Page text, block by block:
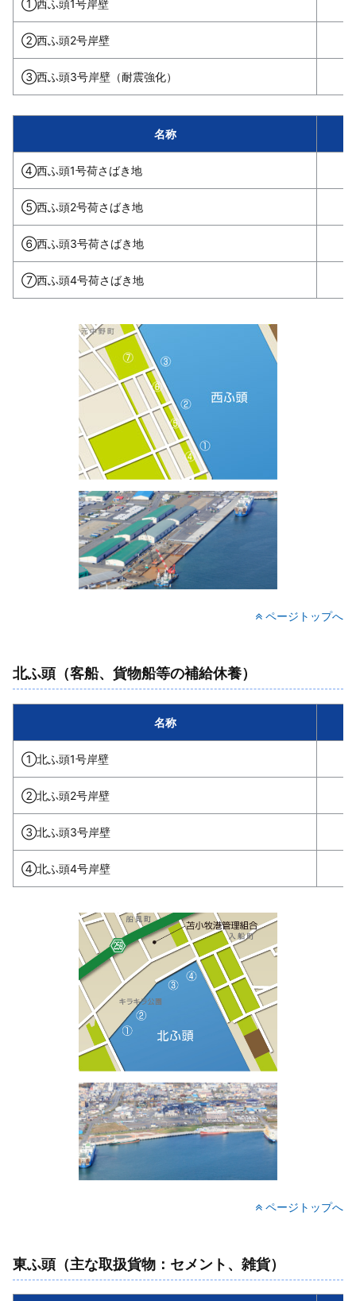
①西ふ頭1号岸壁
②西ふ頭2号岸壁
③西ふ頭3号岸壁（耐震強化）
名称
④西ふ頭1号荷さばき地
⑤西ふ頭2号荷さばき地
⑥西ふ頭3号荷さばき地
⑦西ふ頭4号荷さばき地
ページトップへ
北ふ頭（客船、貨物船等の補給休養）
名称
①北ふ頭1号岸壁
②北ふ頭2号岸壁
③北ふ頭3号岸壁
④北ふ頭4号岸壁
ページトップへ
東ふ頭（主な取扱貨物：セメント、雑貨）